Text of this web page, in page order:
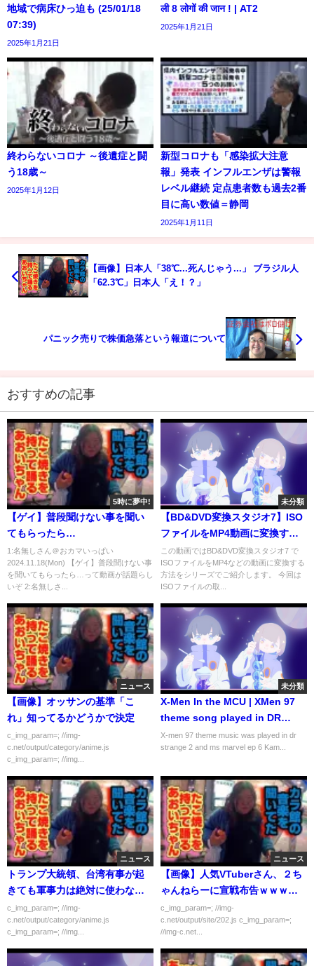
地域で病床ひっ迫も (25/01/18
07:39)
2025年1月21日
ली 8 लोगों की जान ! | AT2
2025年1月21日
終わらないコロナ ～後遺症と闘
う18歳～
2025年1月12日
新型コロナも「感染拡大注意
報」発表 インフルエンザは警報
レベル継続 定点患者数も過去2番
目に高い数値＝静岡
2025年1月11日
【画像】日本人「38℃...死んじゃう...」 ブラジル人
「62.3℃」日本人「え！？」
パニック売りで株価急落という報道について
おすすめの記事
5時に夢中!
【ゲイ】普段聞けない事を聞い
てもらったら…
1:名無しさん＠おカマいっぱい
2024.11.18(Mon) 【ゲイ】普段聞けない事
を聞いてもらったら…って動画が話題らし
いぞ 2:名無しさ...
未分類
【BD&DVD変換スタジオ7】ISO
ファイルをMP4動画に変換する
方法 #1 ISO ファイルの取り込み
方
この動画ではBD&DVD変換スタジオ7 で
ISOファイルをMP4などの動画に変換する
方法をシリーズでご紹介します。 今回は
ISOファイルの取...
ニュース
【画像】オッサンの基準「こ
れ」知ってるかどうかで決定
c_img_param=; //img-
c.net/output/category/anime.js
c_img_param=; //img...
未分類
X-Men In the MCU | XMen 97
theme song played in DR
Strange MOM and in Ms
Marvel | Mutants
X-men 97 theme music was played in dr
strange 2 and ms marvel ep 6 Kam...
ニュース
トランプ大統領、台湾有事が起
きても軍事力は絶対に使わない
と発表
c_img_param=; //img-
c.net/output/category/anime.js
c_img_param=; //img...
ニュース
【画像】人気VTuberさん、２ち
ゃんねらーに宣戦布告ｗｗｗｗ
ｗ
c_img_param=; //img-
c.net/output/site/202.js c_img_param=;
//img-c.net...